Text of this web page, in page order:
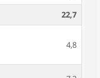
22,7
4,8